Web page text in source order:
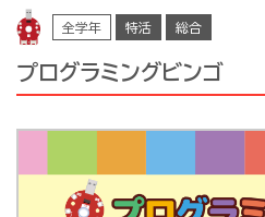
全学年 特活 総合
プログラミングビンゴ